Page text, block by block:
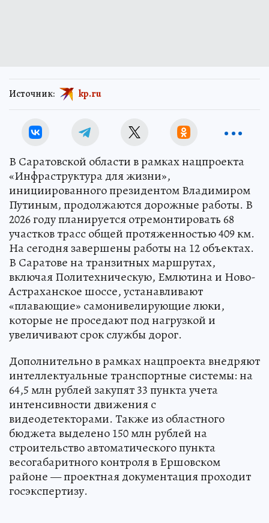
Источник: kp.ru
В Саратовской области в рамках нацпроекта
«Инфраструктура для жизни»,
инициированного президентом Владимиром
Путиным, продолжаются дорожные работы. В
2026 году планируется отремонтировать 68
участков трасс общей протяженностью 409 км.
На сегодня завершены работы на 12 объектах.
В Саратове на транзитных маршрутах,
включая Политехническую, Емлютина и Ново-
Астраханское шоссе, устанавливают
«плавающие» самонивелирующие люки,
которые не проседают под нагрузкой и
увеличивают срок службы дорог.
Дополнительно в рамках нацпроекта внедряют
интеллектуальные транспортные системы: на
64,5 млн рублей закупят 33 пункта учета
интенсивности движения с
видеодетекторами. Также из областного
бюджета выделено 150 млн рублей на
строительство автоматического пункта
весогабаритного контроля в Ершовском
районе — проектная документация проходит
госэкспертизу.